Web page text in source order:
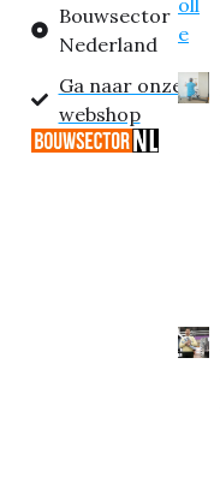
Bouwsector
Nederland
Ga naar onze
webshop